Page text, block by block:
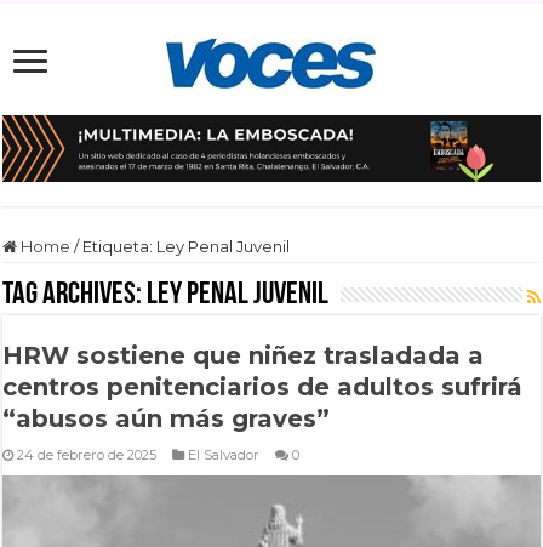
Home / Etiqueta: Ley Penal Juvenil
Tag Archives: Ley Penal Juvenil
HRW sostiene que niñez trasladada a
centros penitenciarios de adultos sufrirá
“abusos aún más graves”
24 de febrero de 2025 El Salvador 0